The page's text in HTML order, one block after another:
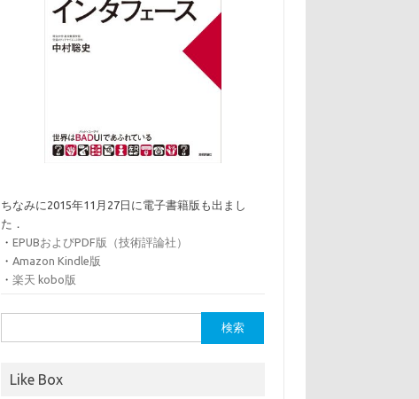
ちなみに2015年11月27日に電子書籍版も出まし
た．
・EPUBおよびPDF版（技術評論社）
・Amazon Kindle版
・楽天 kobo版
索:
Like Box